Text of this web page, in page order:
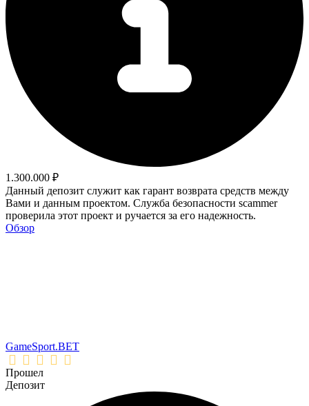
1.300.000 ₽
Данный депозит служит как гарант возврата средств между
Вами и данным проектом. Служба безопасности scammer
проверила этот проект и ручается за его надежность.
Обзор
GameSport.BET
Прошел
Депозит